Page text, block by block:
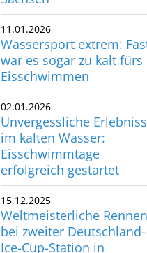
Wassersport extrem: Fast
war es sogar zu kalt fürs
Eisschwimmen
Unvergessliche Erlebnisse
im kalten Wasser:
Eisschwimmtage
erfolgreich gestartet
15.12.2025
Weltmeisterliche Rennen
bei zweiter Deutschland-
Ice-Cup-Station in
Burghausen